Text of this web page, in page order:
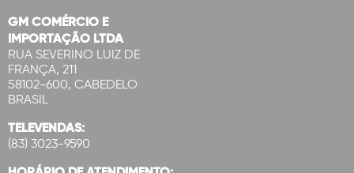
GM COMÉRCIO E
IMPORTAÇÃO LTDA
RUA SEVERINO LUIZ DE
FRANÇA, 211
58102-600, CABEDELO
BRASIL
TELEVENDAS:
(83) 3023-9590